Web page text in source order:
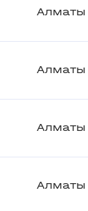
Алматы
Алматы
Алматы
Алматы